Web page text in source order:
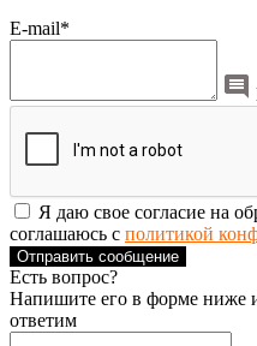
E-mail*
Я даю свое согласие на
соглашаюсь с политикой
Отправить сообщение
Есть вопрос?
Напишите его в форме ниже
ответим